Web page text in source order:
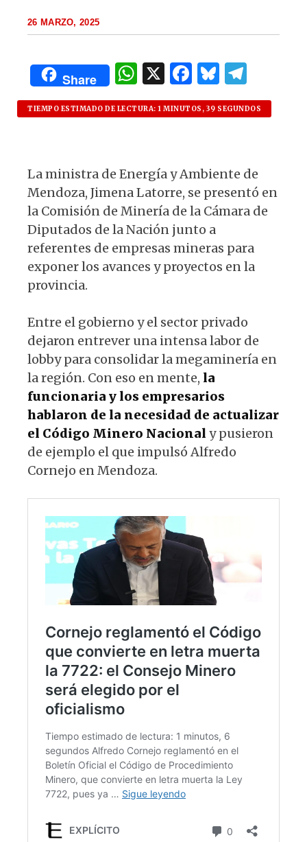
26 MARZO, 2025
Share
W
h
at
p
p
X F
a
c
b
o
o
k
B
lu
es
el
e
ra
m
TIEMPO ESTIMADO DE LECTURA: 1 MINUTOS, 39 SEGUNDOS
La ministra de Energía y Ambiente de
Mendoza, Jimena Latorre, se presentó en
la Comisión de Minería de la Cámara de
Diputados de la Nación junto a
referentes de empresas mineras para
exponer los avances y proyectos en la
provincia.
Entre el gobierno y el sector privado
dejaron entrever una intensa labor de
lobby para consolidar la megaminería en
la región. Con eso en mente, la
funcionaria y los empresarios
hablaron de la necesidad de actualizar
el Código Minero Nacional y pusieron
de ejemplo el que impulsó Alfredo
Cornejo en Mendoza.